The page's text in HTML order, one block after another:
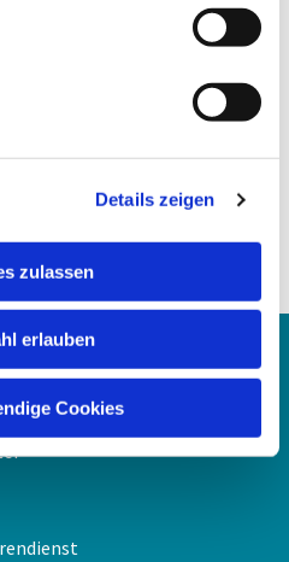
Details zeigen
zulassen
erlauben
Cookies